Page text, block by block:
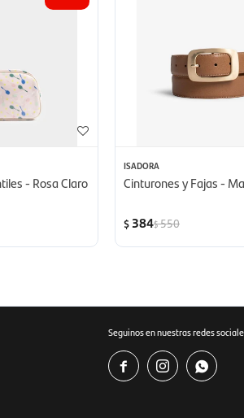
- Rosa Claro
ISADORA
Cinturones y Fajas -
$ 384$550
Seguinos en nuestras redes
  